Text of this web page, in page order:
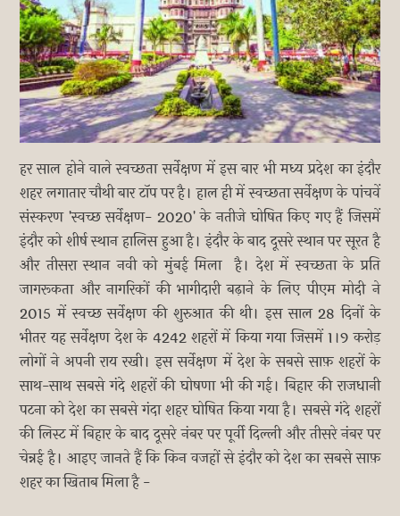
हर साल होने वाले स्वच्छता सर्वेक्षण में इस बार भी मध्य प्रदेश का इंदौर
शहर लगातार चौथी बार टॉप पर है। हाल ही में स्वच्छता सर्वेक्षण के पांचवें
संस्करण 'स्वच्छ सर्वेक्षण- 2020' के नतीजे घोषित किए गए हैं जिसमें
इंदौर को शीर्ष स्थान हालिस हुआ है। इंदौर के बाद दूसरे स्थान पर सूरत है
और तीसरा स्थान नवी को मुंबई मिला है। देश में स्वच्छता के प्रति
जागरूकता और नागरिकों की भागीदारी बढ़ाने के लिए पीएम मोदी ने
2015 में स्वच्छ सर्वेक्षण की शुरुआत की थी। इस साल 28 दिनों के
भीतर यह सर्वेक्षण देश के 4242 शहरों में किया गया जिसमें 1।9 करोड़
लोगों ने अपनी राय रखी। इस सर्वेक्षण में देश के सबसे साफ़ शहरों के
साथ-साथ सबसे गंदे शहरों की घोषणा भी की गई। बिहार की राजधानी
पटना को देश का सबसे गंदा शहर घोषित किया गया है। सबसे गंदे शहरों
की लिस्ट में बिहार के बाद दूसरे नंबर पर पूर्वी दिल्ली और तीसरे नंबर पर
चेन्नई है। आइए जानते हैं कि किन वजहों से इंदौर को देश का सबसे साफ़
शहर का खिताब मिला है -